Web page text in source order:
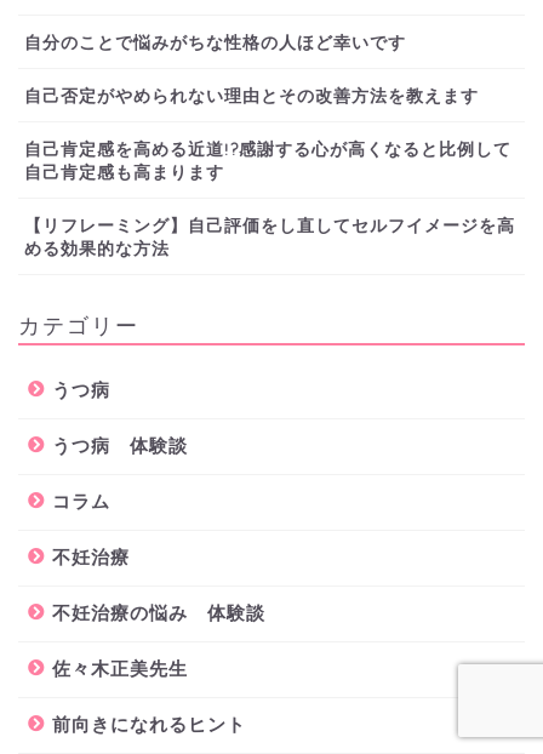
自分のことで悩みがちな性格の人ほど幸いです
自己否定がやめられない理由とその改善方法を教えます
自己肯定感を高める近道!?感謝する心が高くなると比例して
自己肯定感も高まります
【リフレーミング】自己評価をし直してセルフイメージを高
める効果的な方法
カテゴリー
うつ病
うつ病 体験談
コラム
不妊治療
不妊治療の悩み 体験談
佐々木正美先生
前向きになれるヒント